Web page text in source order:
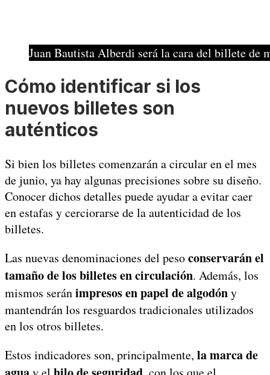
Juan Bautista Alberdi será la cara del billete de
Cómo identificar si los
nuevos billetes son
auténticos
Si bien los billetes comenzarán a circular en el mes
de junio, ya hay algunas precisiones sobre su diseño.
Conocer dichos detalles puede ayudar a evitar caer
en estafas y cerciorarse de la autenticidad de los
billetes.
Las nuevas denominaciones del pesoconservarán el
tamaño de los billetes en circulación. Además, los
mismos seránimpresos en papel de algodóny
mantendrán los resguardos tradicionales utilizados
en los otros billetes.
Estos indicadores son, principalmente, la marca de